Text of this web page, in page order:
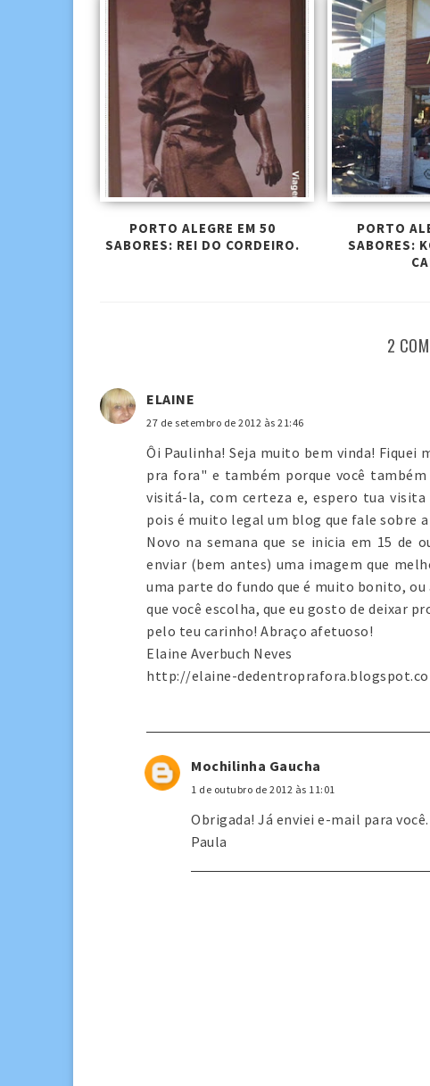
PORTO ALEGRE EM 50
SABORES: REI DO CORDEIRO.
PORTO
SABORES:
2
ELAINE
27 de setembro de 2012 às 21:46
Ôi Paulinha! Seja muito bem vinda!
pra fora" e também porque você também
visitá-la, com certeza e, espero tua
pois é muito legal um blog que fale sobre
Novo na semana que se inicia em 15 de
enviar (bem antes) uma imagem que
uma parte do fundo que é muito bonito,
que você escolha, que eu gosto de deixar
pelo teu carinho! Abraço afetuoso!
Elaine Averbuch Neves
http://elaine-
Mochilinha Gaucha
1 de outubro de 2012 às 11:01
Obrigada! Já enviei e-mail para
Paula